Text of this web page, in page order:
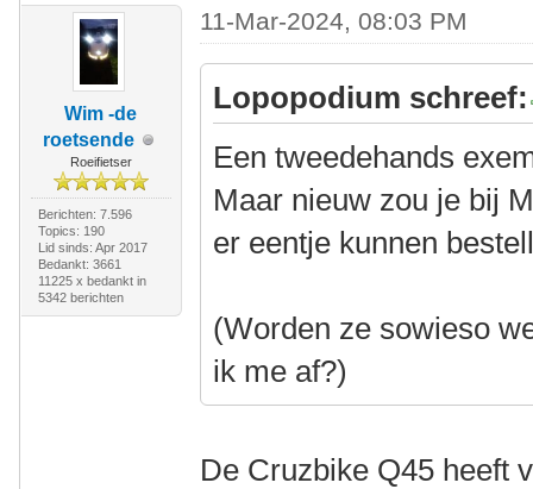
Wim -de
roetsende
Roeifietser
Berichten: 7.596
Topics: 190
Lid sinds: Apr 2017
Bedankt: 3661
11225 x bedankt in
5342 berichten
11-Mar-2024, 08:03 PM
Lopopodium schreef:
Een tweedehands
Maar nieuw zou je bij
er eentje kunnen
(Worden ze sowieso
ik me af?)
De Cruzbike Q45 heeft